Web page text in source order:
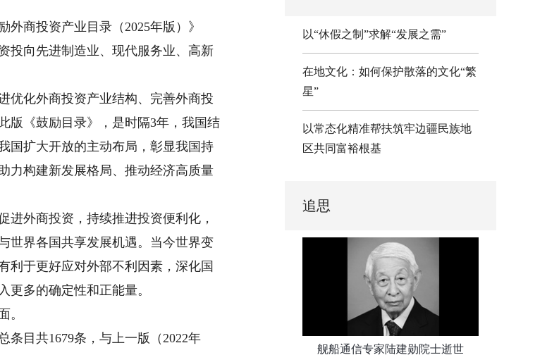
商投资产业目录（2025年版）》
投向先进制造业、现代服务业、高新
化外商投资产业结构、完善外商投
版《鼓励目录》，是时隔3年，我国结
国扩大开放的主动布局，彰显我国持
力构建新发展格局、推动经济高质量
外商投资，持续推进投资便利化，
世界各国共享发展机遇。当今世界变
利于更好应对外部不利因素，深化国
更多的确定性和正能量。
。
目共1679条，与上一版（2022年
以“休假之制”求解“发展之需”
在地文化：如何保护散落的文化“繁
星”
以常态化精准帮扶筑牢边疆民族地
区共同富裕根基
追思
舰船通信专家陆建勋院士逝世